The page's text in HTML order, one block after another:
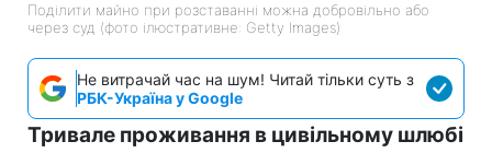
Поділити майно при розставанні можна добровільно або
через суд (фото ілюстративне: Getty Images)
Не витрачай час на шум! Читай тільки суть з
РБК-Україна у Google
Тривале проживання в цивільному шлюбі